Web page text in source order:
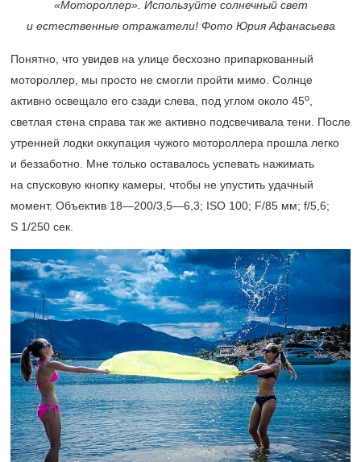
«Мотороллер». Используйте солнечный свет
и естественные отражатели! Фото Юрия Афанасьева
Понятно, что увидев на улице бесхозно припаркованный
мотороллер, мы просто не смогли пройти мимо. Солнце
активно освещало его сзади слева, под углом около 45о,
светлая стена справа так же активно подсвечивала тени. После
утренней лодки оккупация чужого мотороллера прошла легко
и беззаботно. Мне только оставалось успевать нажимать
на спусковую кнопку камеры, чтобы не упустить удачный
момент. Объектив 18—200/3,5—6,3; ISO 100; F/85 мм; f/5,6;
S 1/250 сек.